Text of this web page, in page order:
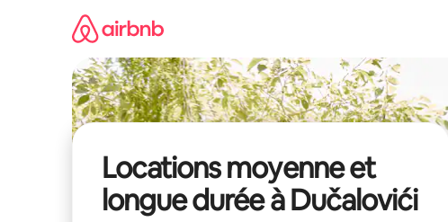
Locations moyenne et
longue durée à Dučalovići